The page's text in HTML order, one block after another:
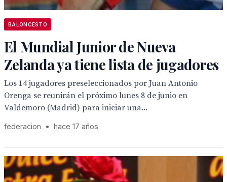
BALONCESTO
El Mundial Junior de Nueva
Zelanda ya tiene lista de jugadores
Los 14 jugadores preseleccionados por Juan Antonio
Orenga se reunirán el próximo lunes 8 de junio en
Valdemoro (Madrid) para iniciar una...
federacion • hace 17 años